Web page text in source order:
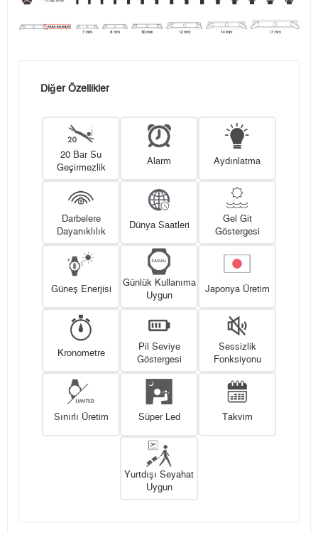
Diğer Özellikler
20 Bar Su
Geçirmezlik
Alarm Aydınlatma
Darbelere
Dayanıklılık
Dünya Saatleri
Gel Git
Göstergesi
Güneş Enerjisi
Günlük Kullanıma
Uygun
Japonya Üretim
Kronometre
Pil Seviye
Göstergesi
Sessizlik
Fonksiyonu
Sınırlı Üretim Süper Led Takvim
Yurtdışı Seyahat
Uygun